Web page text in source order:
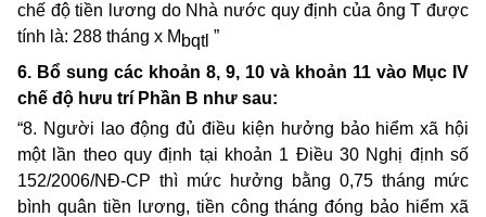
chế độ tiền lương do Nhà nước quy định của ông T được
tính là: 288 tháng x M bqtl ”
6. Bổ sung các khoản 8, 9, 10 và khoản 11 vào Mục IV
chế độ hưu trí Phần B như sau:
“8. Người lao động đủ điều kiện hưởng bảo hiểm xã hội
một lần theo quy định tại khoản 1 Điều 30 Nghị định số
152/2006/NĐ-CP thì mức hưởng bằng 0,75 tháng mức
bình quân tiền lương, tiền công tháng đóng bảo hiểm xã